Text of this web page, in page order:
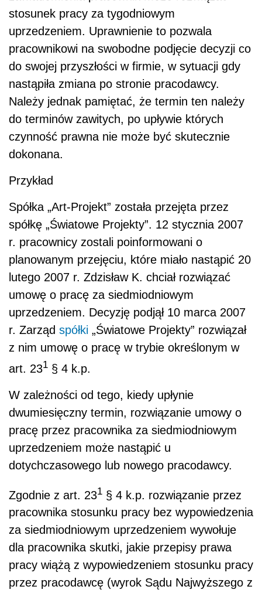
stosunek pracy za tygodniowym
uprzedzeniem. Uprawnienie to pozwala
pracownikowi na swobodne podjęcie decyzji co
do swojej przyszłości w firmie, w sytuacji gdy
nastąpiła zmiana po stronie pracodawcy.
Należy jednak pamiętać, że termin ten należy
do terminów zawitych, po upływie których
czynność prawna nie może być skutecznie
dokonana.
Przykład
Spółka „Art-Projekt” została przejęta przez
spółkę „Światowe Projekty”. 12 stycznia 2007
r. pracownicy zostali poinformowani o
planowanym przejęciu, które miało nastąpić 20
lutego 2007 r. Zdzisław K. chciał rozwiązać
umowę o pracę za siedmiodniowym
uprzedzeniem. Decyzję podjął 10 marca 2007
r. Zarząd spółki „Światowe Projekty” rozwiązał
z nim umowę o pracę w trybie określonym w
art. 231 § 4 k.p.
W zależności od tego, kiedy upłynie
dwumiesięczny termin, rozwiązanie umowy o
pracę przez pracownika za siedmiodniowym
uprzedzeniem może nastąpić u
dotychczasowego lub nowego pracodawcy.
Zgodnie z art. 231 § 4 k.p. rozwiązanie przez
pracownika stosunku pracy bez wypowiedzenia
za siedmiodniowym uprzedzeniem wywołuje
dla pracownika skutki, jakie przepisy prawa
pracy wiążą z wypowiedzeniem stosunku pracy
przez pracodawcę (wyrok Sądu Najwyższego z